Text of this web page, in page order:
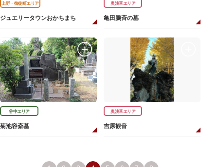
上野・御徒町エリア
ジュエリータウンおかちまち
奥浅草エリア
亀田鵬斉の墓
谷中エリア
菊池容斎墓
奥浅草エリア
吉原観音